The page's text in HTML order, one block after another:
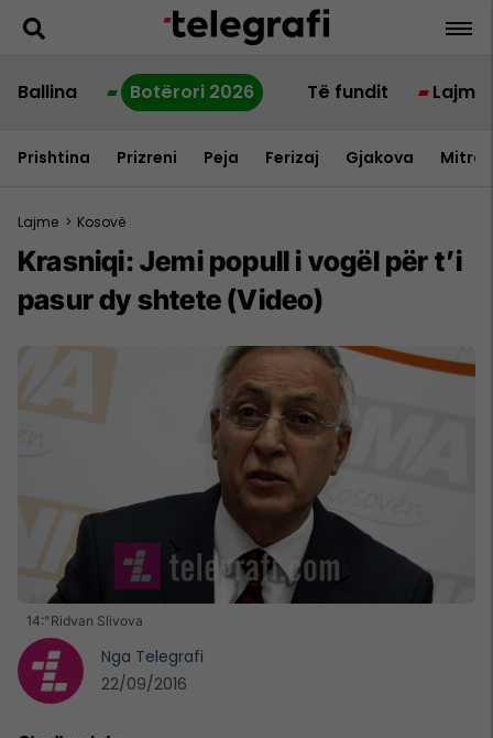
Ballina Botërori 2026 Të fundit Lajme
Prishtina Prizreni Peja Ferizaj Gjakova
Lajme > Kosovë
Krasniqi: Jemi popull i vogël për t’i
pasur dy shtete (Video)
14:"Ridvan Slivova
Nga Telegrafi
22/09/2016